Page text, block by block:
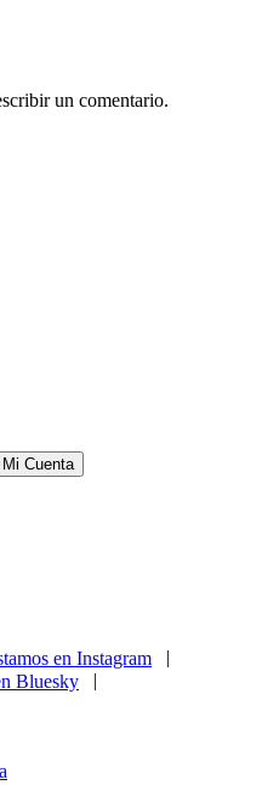
un comentario.
Cuenta
|
|